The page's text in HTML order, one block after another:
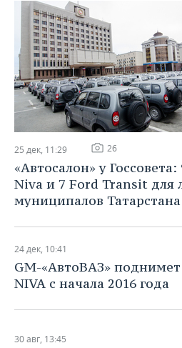
КОМУ ПРИНАДЛЕЖАТ
ТОРГОВЫЕ ЦЕНТРЫ
ТАТАРСТАНА
БЮДЖЕТ
ИНВЕСТИЦИИ
МАШИНОСТРОЕНИЕ
НЕФТЕХИМИЯ
НЕФТЬ
ЭНЕРГЕТИКА
НОВОСТИ АВТО
БИЗНЕС
НОВОСТИ БИЗНЕСА
РОЗНИЧНАЯ ТОРГОВЛЯ
ТРАНСПОРТ
ТЕХНОЛОГИИ
НОВОСТИ ТЕХНОЛОГИЙ
IT
ТЕЛЕКОММУНИКАЦИИ
МЕРОПРИЯТИЯ
НОВОСТИ МЕРОПРИЯТИЙ
ВЫЕЗДНАЯ РЕДАКЦИЯ
БИЗНЕС-БРАНЧИ
ONLINE-КОНФЕРЕНЦИИ
СПОРТ
НОВОСТИ СПОРТА
ФУТБОЛ
ХОККЕЙ
ВОЛЕЙБОЛ
ФИГУРНОЕ КАТАНИЕ
НОВОСТИ ОБЩЕСТВА
ВЛАСТЬ
ИСТОРИЯ
МЕДИЦИНА
ФОТОГАЛЕРЕЯ
СЮЖЕТЫ
СПИСОК ПЕРСОН
ПОЛНАЯ ВЕРСИЯ
25 дек, 11:29 26
«Автосалон» у
Niva и 7 Ford Transit для
муниципалов Татарстана
24 дек, 10:41
GM-«АвтоВАЗ»
NIVA с начала 2016 года
30 авг, 13:45